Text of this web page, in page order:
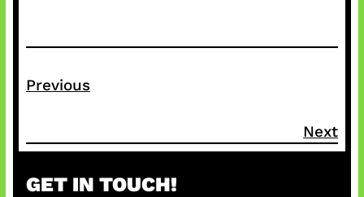
Previous
Next
GET IN TOUCH!